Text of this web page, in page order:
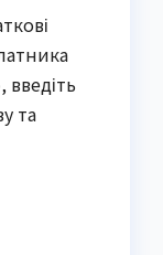
та